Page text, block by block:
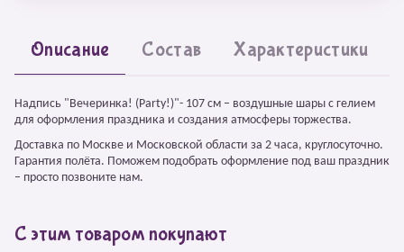
Описание Состав Характеристики
Надпись "Вечеринка! (Party!)"- 107 см – воздушные шары с гелием
для оформления праздника и создания атмосферы торжества.
Доставка по Москве и Московской области за 2 часа, круглосуточно.
Гарантия полёта. Поможем подобрать оформление под ваш праздник
– просто позвоните нам.
С этим товаром покупают